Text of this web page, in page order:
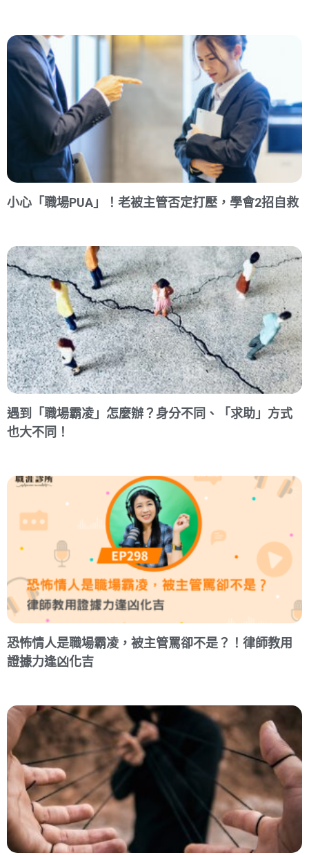
小心「職場PUA」！老被主管否定打壓，學會2招自救
遇到「職場霸凌」怎麼辦？身分不同、「求助」方式
也大不同！
恐怖情人是職場霸凌，被主管罵卻不是？！律師教用
證據力逢凶化吉